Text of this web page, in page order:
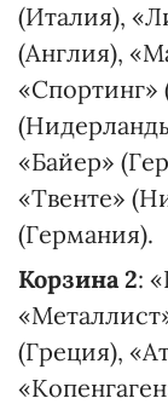
(Италия),
(Англия),
«Спортинг»
«Байер»
«Твенте»
(Германия).
Корзина 2:
(Греция),